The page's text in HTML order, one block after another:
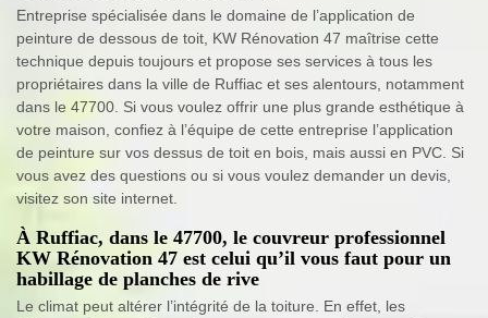
Entreprise spécialisée dans le domaine de l’application de
peinture de dessous de toit, KW Rénovation 47 maîtrise cette
technique depuis toujours et propose ses services à tous les
propriétaires dans la ville de Ruffiac et ses alentours, notamment
dans le 47700. Si vous voulez offrir une plus grande esthétique à
votre maison, confiez à l’équipe de cette entreprise l’application
de peinture sur vos dessus de toit en bois, mais aussi en PVC. Si
vous avez des questions ou si vous voulez demander un devis,
visitez son site internet.
À Ruffiac, dans le 47700, le couvreur professionnel
KW Rénovation 47 est celui qu’il vous faut pour un
habillage de planches de rive
Le climat peut altérer l’intégrité de la toiture. En effet, les